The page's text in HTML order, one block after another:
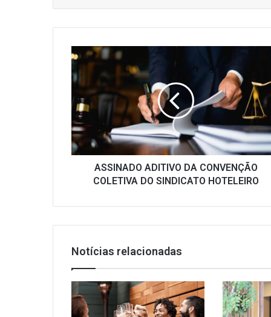
ASSINADO
ADITIVO
DA
CONVENÇÃO
COLETIVA
DO
SINDICATO
HOTELEIRO
ASSINADO ADITIVO DA CONVENÇÃO
COLETIVA DO SINDICATO HOTELEIRO
Notícias relacionadas